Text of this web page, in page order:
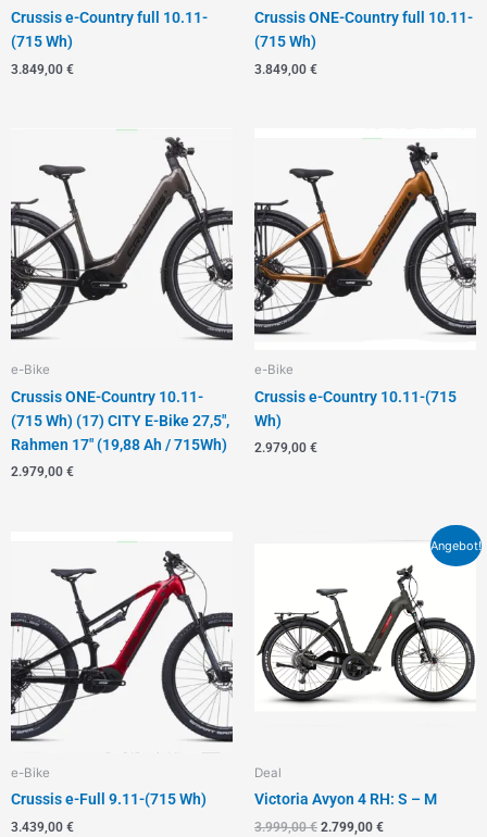
Crussis e-Country full 10.11-
(715 Wh)
3.849,00 €
Crussis ONE-Country full 10.11-
(715 Wh)
3.849,00 €
e-Bike
Crussis ONE-Country 10.11-
(715 Wh) (17) CITY E-Bike 27,5″,
Rahmen 17″ (19,88 Ah / 715Wh)
2.979,00 €
e-Bike
Crussis e-Country 10.11-(715
Wh)
2.979,00 €
e-Bike
Crussis e-Full 9.11-(715 Wh)
3.439,00 €
Angebot!
Deal
Victoria Avyon 4 RH: S – M
3.999,00€
3.999,00 €
2.799,00 €
Aktueller
ist:
2.799,00 €.